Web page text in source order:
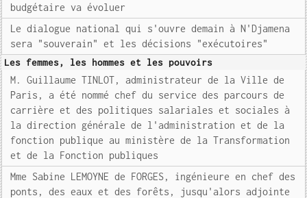
budgétaire va évoluer
Le dialogue national qui s'ouvre demain à N'Djamena
sera "souverain" et les décisions "exécutoires"
Les femmes, les hommes et les pouvoirs
M. Guillaume TINLOT, administrateur de la Ville de
Paris, a été nommé chef du service des parcours de
carrière et des politiques salariales et sociales à
la direction générale de l'administration et de la
fonction publique au ministère de la Transformation
et de la Fonction publiques
Mme Sabine LEMOYNE de FORGES, ingénieure en chef des
ponts, des eaux et des forêts, jusqu'alors adjointe